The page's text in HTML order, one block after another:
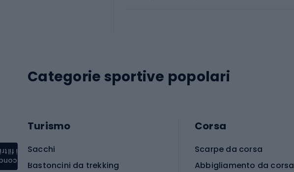
i filtri
Categorie sportive popolari
Turismo
Sacchi
Bastoncini da trekking
Corsa
Scarpe da corsa
Abbigliamento da corsa